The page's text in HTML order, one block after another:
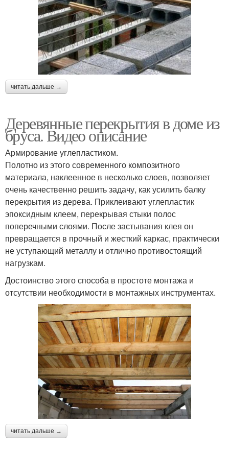
читать дальше →
Деревянные перекрытия в доме из
бруса. Видео описание
Армирование углепластиком.
Полотно из этого современного композитного
материала, наклеенное в несколько слоев, позволяет
очень качественно решить задачу, как усилить балку
перекрытия из дерева. Приклеивают углепластик
эпоксидным клеем, перекрывая стыки полос
поперечными слоями. После застывания клея он
превращается в прочный и жесткий каркас, практически
не уступающий металлу и отлично противостоящий
нагрузкам.
Достоинство этого способа в простоте монтажа и
отсутствии необходимости в монтажных инструментах.
читать дальше →